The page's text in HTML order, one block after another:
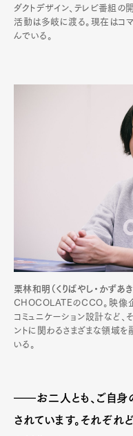
ダクトデザイン、テレビ番組の
活動は多岐に渡る。現在はコ
んでいる。
栗林和明（くりばやし・かずあ
CHOCOLATEのCCO。映像
コミュニケーション設計など
ントに関わるさまざまな領域
いる。
――お二人とも、ご自身
されています。それぞれ